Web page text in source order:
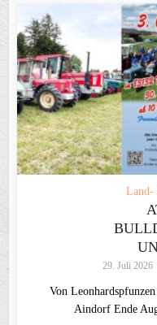
Land-
29. Juli 2026
Von
Aindorf Ende